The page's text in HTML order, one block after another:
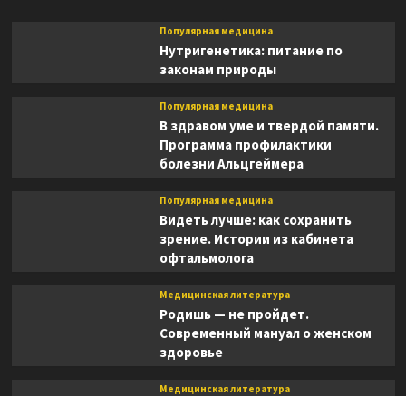
Популярная медицина
Нутригенетика: питание по
законам природы
Популярная медицина
В здравом уме и твердой памяти.
Программа профилактики
болезни Альцгеймера
Популярная медицина
Видеть лучше: как сохранить
зрение. Истории из кабинета
офтальмолога
Медицинская литература
Родишь — не пройдет.
Современный мануал о женском
здоровье
Медицинская литература